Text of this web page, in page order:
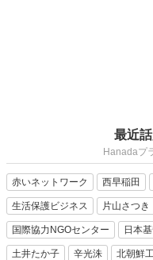
最近
Hanadaプ
赤いネットワーク 西早稲田
生活保護ビジネス 片山さつき
国際協力NGOセンター 日本
土井たか子 辛光洙 北朝鮮